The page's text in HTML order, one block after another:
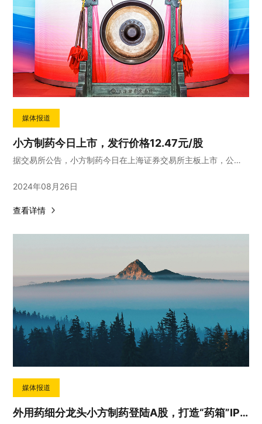
媒体报道
小方制药今日上市，发行价格12.47元/股
据交易所公告，小方制药今日在上海证券交易所主板上市，公司证券代码为603207，发行价格12.47元/股，发行市盈率为10.02倍。
2024年08月26日
查看详情
媒体报道
外用药细分龙头小方制药登陆A股，打造“药箱”IP矩阵高筑护城河